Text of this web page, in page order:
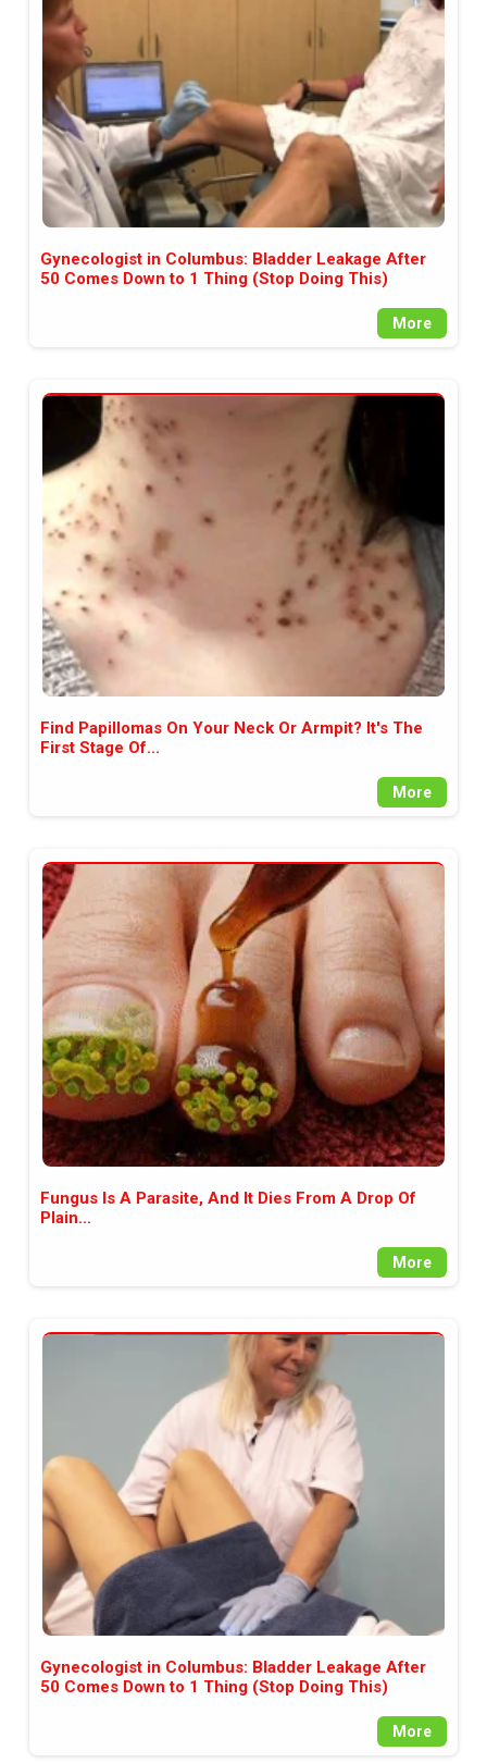
аудитория, затова държим на
прозрачност и коректност от
наша страна. Поднасяме ви
новините такива, каквито са. В
пълния си потенциал.
Gynecologist in Columbus: Bladder Leakage After
50 Comes Down to 1 Thing (Stop Doing This)
More
Find Papillomas On Your Neck Or Armpit? It's The
First Stage Of...
More
Fungus Is A Parasite, And It Dies From A Drop Of
Plain...
More
Gynecologist in Columbus: Bladder Leakage After
50 Comes Down to 1 Thing (Stop Doing This)
More